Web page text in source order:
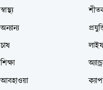
স্বাস্থ্য
অন্যান্য
চাষ
শিক্ষা
আবহাওয়া